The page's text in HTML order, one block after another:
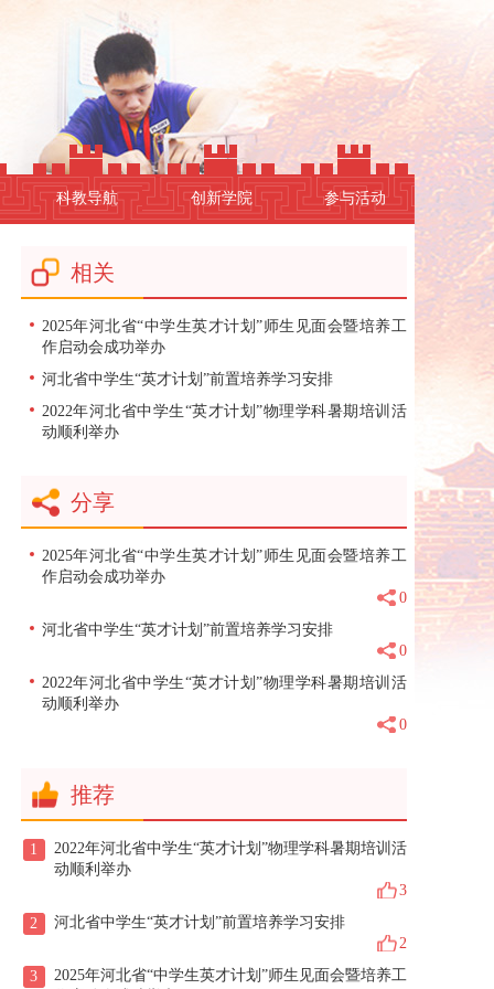
科教导航 创新学院 参与活动
相关
2025年河北省“中学生英才计划”师生见面会暨培养工
作启动会成功举办
河北省中学生“英才计划”前置培养学习安排
2022年河北省中学生“英才计划”物理学科暑期培训活
动顺利举办
分享
2025年河北省“中学生英才计划”师生见面会暨培养工
作启动会成功举办
0
河北省中学生“英才计划”前置培养学习安排
0
2022年河北省中学生“英才计划”物理学科暑期培训活
动顺利举办
0
推荐
1
2022年河北省中学生“英才计划”物理学科暑期培训活
动顺利举办
3
2
河北省中学生“英才计划”前置培养学习安排
2
3
2025年河北省“中学生英才计划”师生见面会暨培养工